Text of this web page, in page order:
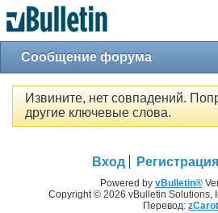
Сообщение форума
Извините, нет совпадений.
другие ключевые слова.
Вход Регистрация
Powered by vBulletin®
Copyright © 2026 vBulletin Solutions,
Перевод: zCarot